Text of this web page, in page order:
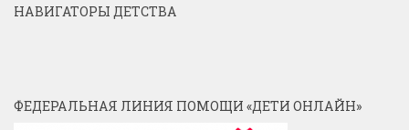
НАВИГАТОРЫ ДЕТСТВА
ФЕДЕРАЛЬНАЯ ЛИНИЯ ПОМОЩИ «ДЕТИ ОНЛАЙН»